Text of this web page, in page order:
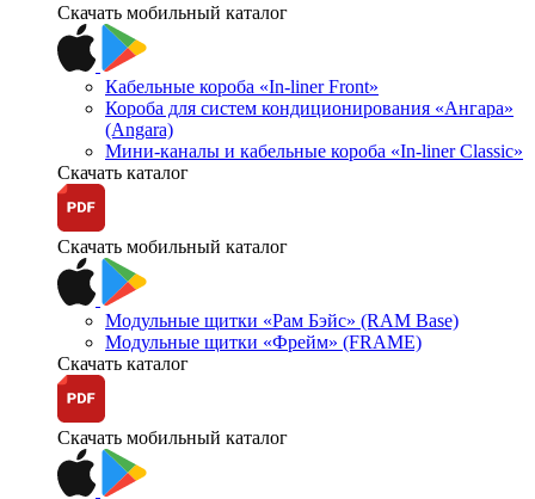
Скачать мобильный каталог
Кабельные короба «In-liner Front»
Короба для систем кондиционирования «Ангара»
(Angara)
Мини-каналы и кабельные короба «In-liner Classic»
Скачать каталог
Скачать мобильный каталог
Модульные щитки «Рам Бэйс» (RAM Base)
Модульные щитки «Фрейм» (FRAME)
Скачать каталог
Скачать мобильный каталог